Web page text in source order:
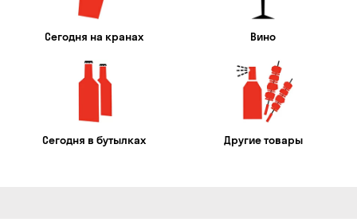
Сегодня на кранах Вино
Сегодня в бутылках Другие товары